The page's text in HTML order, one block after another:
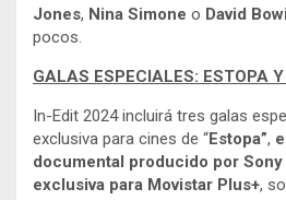
Jones, Nina Simone o David
pocos.
GALAS ESPECIALES: ESTOPA
In-Edit 2024 incluirá tres galas
exclusiva para cines de “Estopa”,
documental producido por
exclusiva para Movistar Plus+,